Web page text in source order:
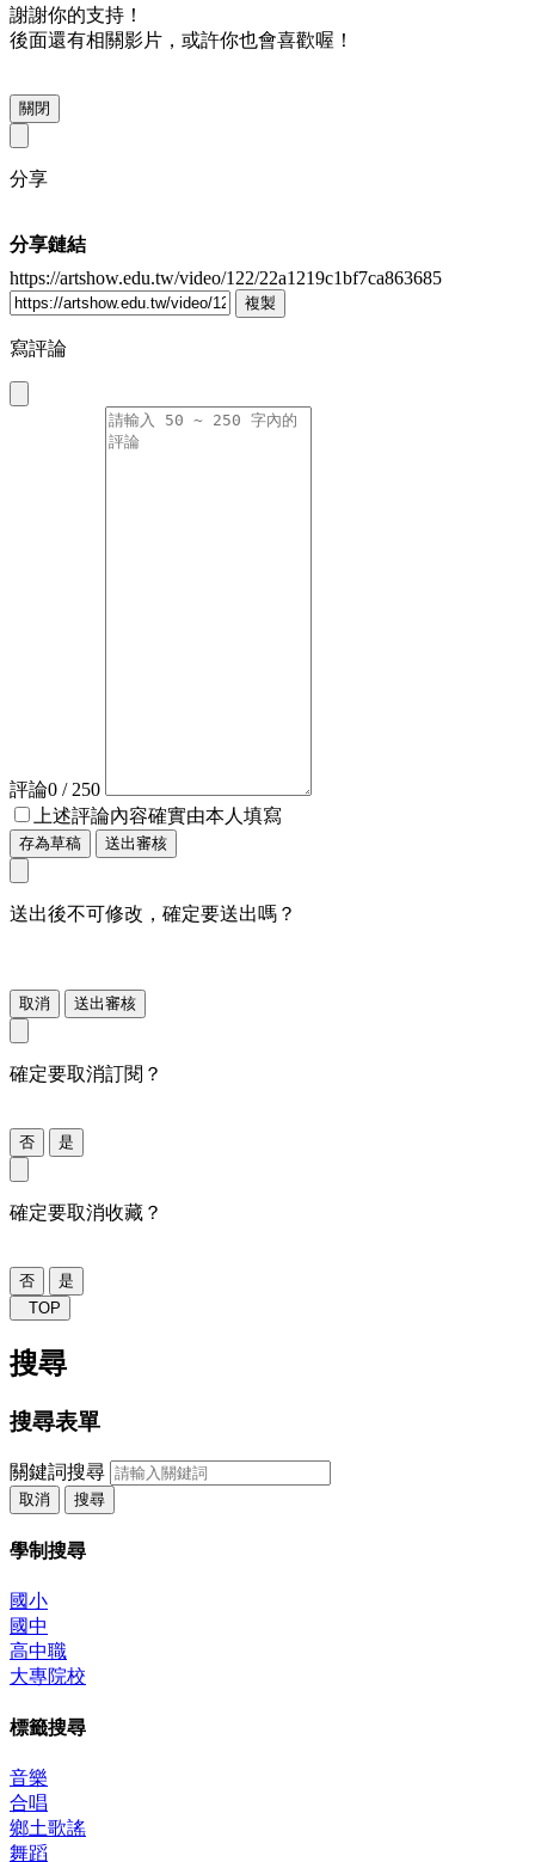
謝謝你的支持！
後面還有相關影片，或許你也會喜歡喔！
關閉
分享
分享鏈結
https://artshow.edu.tw/video/122/22a1219c1bf7ca863685
複製
寫評論
評論0 / 250
上述評論內容確實由本人填寫
存為草稿 送出審核
送出後不可修改，確定要送出嗎？
取消 送出審核
確定要取消訂閱？
否 是
確定要取消收藏？
否
是
TOP
搜尋
搜尋表單
關鍵詞搜尋
取消 搜尋
學制搜尋
國小
國中
高中職
大專院校
標籤搜尋
音樂
合唱
鄉土歌謠
舞蹈